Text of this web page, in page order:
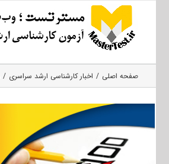
صفحه اصلی اخبار کارشناسی ارشد سراسری